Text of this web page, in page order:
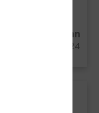
aus Stadtlohn
11.07.2024